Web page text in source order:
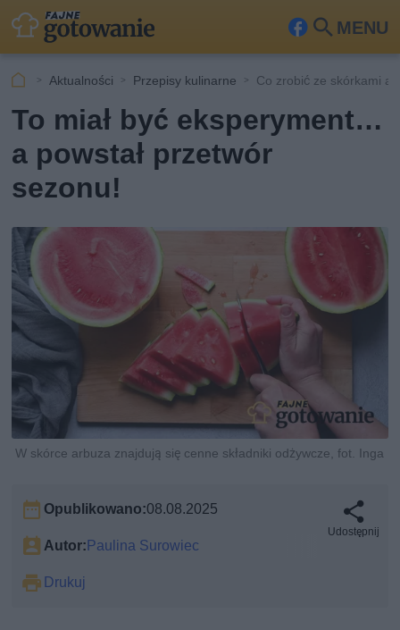
MENU
Fa
ceb
ook
Szu
Aktualności Przepisy kulinarne Co zrobić ze skórkami
To miał być eksperyment…
a powstał przetwór
sezonu!
W skórce arbuza znajdują się cenne składniki odżywcze, fot. Inga
Opublikowano:08.08.2025
Autor:Paulina Surowiec
Drukuj
Udostępnij